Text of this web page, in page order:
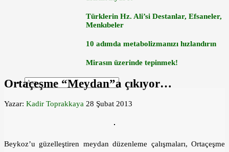
Türklerin Hz. Ali’si Destanlar, Efsaneler,
Menkıbeler
10 adımda metabolizmanızı hızlandırın
Mirasın üzerinde tepinmek!
Ortaçeşme “Meydan”a çıkıyor…
Yazar: Kadir Toprakkaya 28 Şubat 2013
Beykoz’u güzelleştiren meydan düzenleme çalışmaları, Ortaçeşme